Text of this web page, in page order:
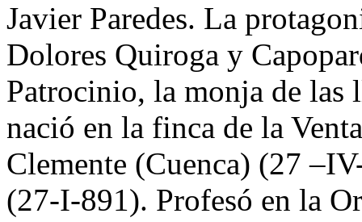
Javier Paredes. La
Dolores Quiroga y
Patrocinio, la monja de las
nació en la finca de la
Clemente (Cuenca) (27
(27-I-891). Profesó en la